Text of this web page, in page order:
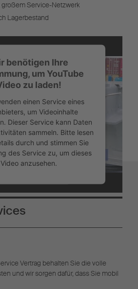
Service-Netzwerk
Lagerbestand
benötigen Ihre
um YouTube
zu laden!
einen Service eines
um Videoinhalte
Dieser Service kann Daten
sammeln. Bitte lesen
durch und stimmen Sie
des Service zu, um dieses
Video anzusehen.
Informationen
Vertrag behalten Sie die volle
und wir sorgen dafür, dass Sie mobil